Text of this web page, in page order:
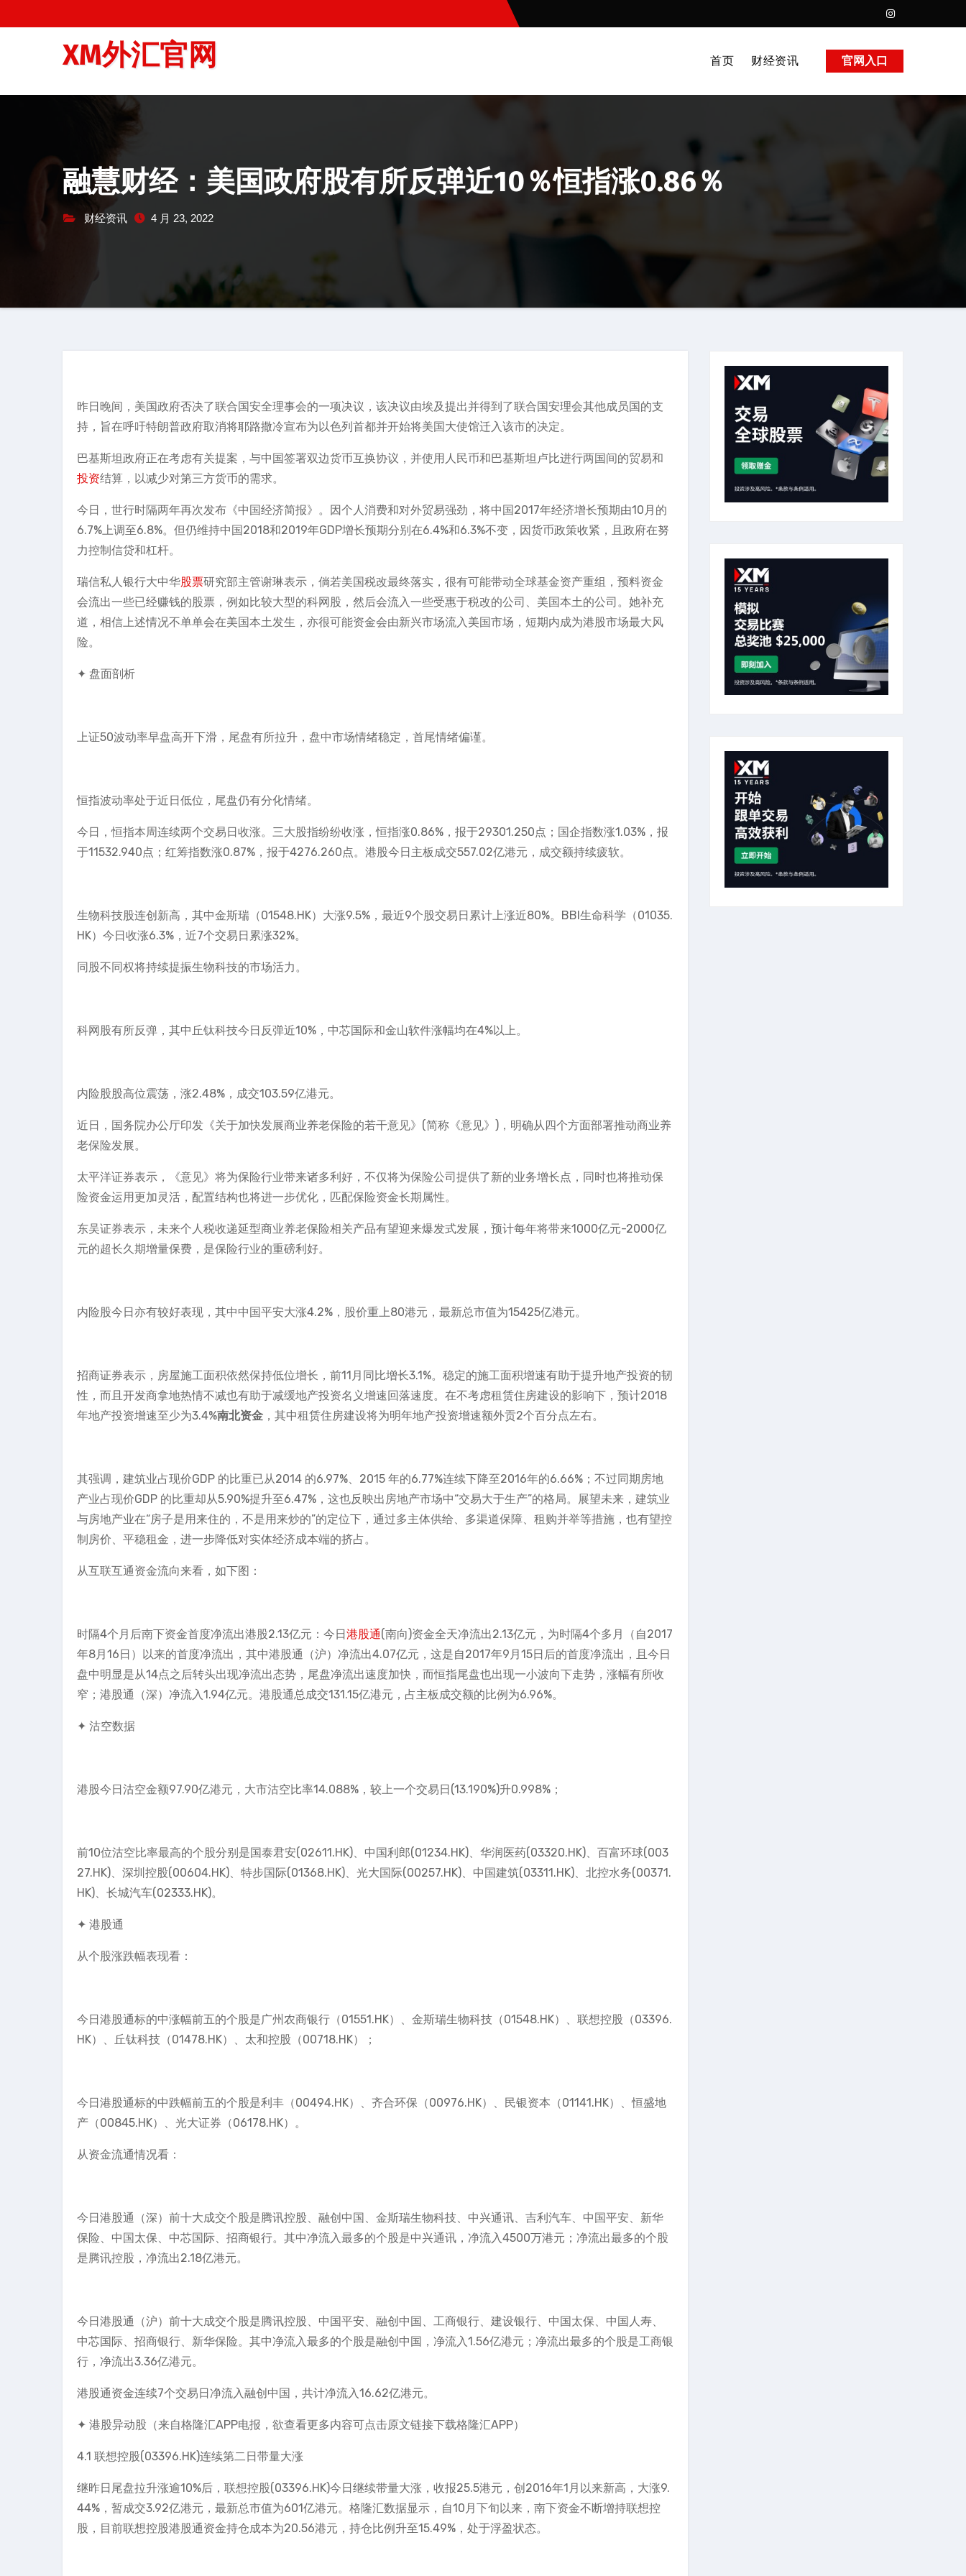
至
XM外汇官网 首页 财经资讯 官网入口
融慧财经：美国政府股有所反弹近10％恒指涨0.86％
财经资讯 4 月 23, 2022
昨日晚间，美国政府否决了联合国安全理事会的一项决议，该决议由埃及提出并得到了联合国安理会其他成员国的支
持，旨在呼吁特朗普政府取消将耶路撒冷宣布为以色列首都并开始将美国大使馆迁入该市的决定。
巴基斯坦政府正在考虑有关提案，与中国签署双边货币互换协议，并使用人民币和巴基斯坦卢比进行两国间的贸易和
投资结算，以减少对第三方货币的需求。
今日，世行时隔两年再次发布《中国经济简报》。因个人消费和对外贸易强劲，将中国2017年经济增长预期由10月的
6.7%上调至6.8%。但仍维持中国2018和2019年GDP增长预期分别在6.4%和6.3%不变，因货币政策收紧，且政府在努
力控制信贷和杠杆。
瑞信私人银行大中华股票研究部主管谢琳表示，倘若美国税改最终落实，很有可能带动全球基金资产重组，预料资金
会流出一些已经赚钱的股票，例如比较大型的科网股，然后会流入一些受惠于税改的公司、美国本土的公司。她补充
道，相信上述情况不单单会在美国本土发生，亦很可能资金会由新兴市场流入美国市场，短期内成为港股市场最大风
险。
✦ 盘面剖析
上证50波动率早盘高开下滑，尾盘有所拉升，盘中市场情绪稳定，首尾情绪偏谨。
恒指波动率处于近日低位，尾盘仍有分化情绪。
今日，恒指本周连续两个交易日收涨。三大股指纷纷收涨，恒指涨0.86%，报于29301.250点；国企指数涨1.03%，报
于11532.940点；红筹指数涨0.87%，报于4276.260点。港股今日主板成交557.02亿港元，成交额持续疲软。
生物科技股连创新高，其中金斯瑞（01548.HK）大涨9.5%，最近9个股交易日累计上涨近80%。BBI生命科学（01035.
HK）今日收涨6.3%，近7个交易日累涨32%。
同股不同权将持续提振生物科技的市场活力。
科网股有所反弹，其中丘钛科技今日反弹近10%，中芯国际和金山软件涨幅均在4%以上。
内险股股高位震荡，涨2.48%，成交103.59亿港元。
近日，国务院办公厅印发《关于加快发展商业养老保险的若干意见》(简称《意见》)，明确从四个方面部署推动商业养
老保险发展。
太平洋证券表示，《意见》将为保险行业带来诸多利好，不仅将为保险公司提供了新的业务增长点，同时也将推动保
险资金运用更加灵活，配置结构也将进一步优化，匹配保险资金长期属性。
东吴证券表示，未来个人税收递延型商业养老保险相关产品有望迎来爆发式发展，预计每年将带来1000亿元-2000亿
元的超长久期增量保费，是保险行业的重磅利好。
内险股今日亦有较好表现，其中中国平安大涨4.2%，股价重上80港元，最新总市值为15425亿港元。
招商证券表示，房屋施工面积依然保持低位增长，前11月同比增长3.1%。稳定的施工面积增速有助于提升地产投资的韧
性，而且开发商拿地热情不减也有助于减缓地产投资名义增速回落速度。在不考虑租赁住房建设的影响下，预计2018
年地产投资增速至少为3.4%南北资金 ，其中租赁住房建设将为明年地产投资增速额外贡2个百分点左右。
其强调，建筑业占现价GDP 的比重已从2014 的6.97%、2015 年的6.77%连续下降至2016年的6.66%；不过同期房地
产业占现价GDP 的比重却从5.90%提升至6.47%，这也反映出房地产市场中“交易大于生产”的格局。展望未来，建筑业
与房地产业在“房子是用来住的，不是用来炒的”的定位下，通过多主体供给、多渠道保障、租购并举等措施，也有望控
制房价、平稳租金，进一步降低对实体经济成本端的挤占。
从互联互通资金流向来看，如下图：
时隔4个月后南下资金首度净流出港股2.13亿元：今日港股通(南向)资金全天净流出2.13亿元，为时隔4个多月（自2017
年8月16日）以来的首度净流出，其中港股通（沪）净流出4.07亿元，这是自2017年9月15日后的首度净流出，且今日
盘中明显是从14点之后转头出现净流出态势，尾盘净流出速度加快，而恒指尾盘也出现一小波向下走势，涨幅有所收
窄；港股通（深）净流入1.94亿元。港股通总成交131.15亿港元，占主板成交额的比例为6.96%。
✦ 沽空数据
港股今日沽空金额97.90亿港元，大市沽空比率14.088%，较上一个交易日(13.190%)升0.998%；
前10位沽空比率最高的个股分别是国泰君安(02611.HK)、中国利郎(01234.HK)、华润医药(03320.HK)、百富环球(003
27.HK)、深圳控股(00604.HK)、特步国际(01368.HK)、光大国际(00257.HK)、中国建筑(03311.HK)、北控水务(00371.
HK)、长城汽车(02333.HK)。
✦ 港股通
从个股涨跌幅表现看：
今日港股通标的中涨幅前五的个股是广州农商银行（01551.HK）、金斯瑞生物科技（01548.HK）、联想控股（03396.
HK）、丘钛科技（01478.HK）、太和控股（00718.HK）；
今日港股通标的中跌幅前五的个股是利丰（00494.HK）、齐合环保（00976.HK）、民银资本（01141.HK）、恒盛地
产（00845.HK）、光大证券（06178.HK）。
从资金流通情况看：
今日港股通（深）前十大成交个股是腾讯控股、融创中国、金斯瑞生物科技、中兴通讯、吉利汽车、中国平安、新华
保险、中国太保、中芯国际、招商银行。其中净流入最多的个股是中兴通讯，净流入4500万港元；净流出最多的个股
是腾讯控股，净流出2.18亿港元。
今日港股通（沪）前十大成交个股是腾讯控股、中国平安、融创中国、工商银行、建设银行、中国太保、中国人寿、
中芯国际、招商银行、新华保险。其中净流入最多的个股是融创中国，净流入1.56亿港元；净流出最多的个股是工商银
行，净流出3.36亿港元。
港股通资金连续7个交易日净流入融创中国，共计净流入16.62亿港元。
✦ 港股异动股（来自格隆汇APP电报，欲查看更多内容可点击原文链接下载格隆汇APP）
4.1 联想控股(03396.HK)连续第二日带量大涨
继昨日尾盘拉升涨逾10%后，联想控股(03396.HK)今日继续带量大涨，收报25.5港元，创2016年1月以来新高，大涨9.
44%，暂成交3.92亿港元，最新总市值为601亿港元。格隆汇数据显示，自10月下旬以来，南下资金不断增持联想控
股，目前联想控股港股通资金持仓成本为20.56港元，持仓比例升至15.49%，处于浮盈状态。